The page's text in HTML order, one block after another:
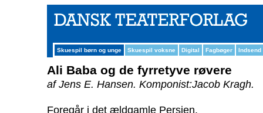
Skuespil børn og unge Skuespil voksne Digital Fagbøger Indsend
Ali Baba og de fyrretyve røvere
af Jens E. Hansen. Komponist:Jacob Kragh.
Foregår i det ældgamle Persien.